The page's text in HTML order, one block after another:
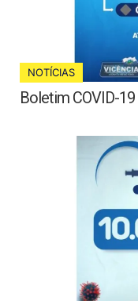
NOTÍCIAS
Boletim COVID-